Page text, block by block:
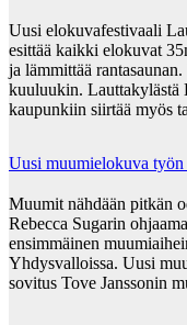
Uusi elokuvafestivaali
esittää kaikki elokuvat
ja lämmittää
kuuluukin. Lauttakylästä
kaupunkiin siirtää myös
Uusi muumielokuva
Muumit nähdään pitkän
Rebecca Sugarin
ensimmäinen
Yhdysvalloissa. Uusi
sovitus Tove Janssonin